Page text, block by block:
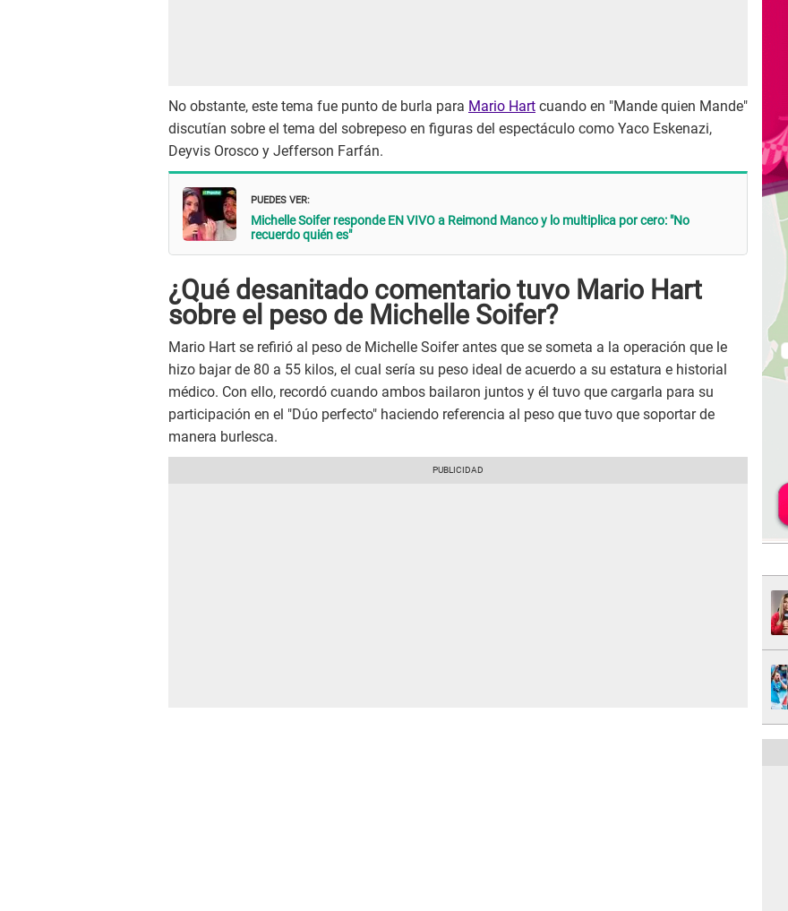
No obstante, este tema fue punto de burla para Mario Hart cuando en "Mande quien Mande"
discutían sobre el tema del sobrepeso en figuras del espectáculo como Yaco Eskenazi,
Deyvis Orosco y Jefferson Farfán.
PUEDES VER:
Michelle Soifer responde EN VIVO a Reimond Manco y lo multiplica por cero: "No
recuerdo quién es"
¿Qué desanitado comentario tuvo Mario Hart
sobre el peso de Michelle Soifer?
Mario Hart se refirió al peso de Michelle Soifer antes que se someta a la operación que le
hizo bajar de 80 a 55 kilos, el cual sería su peso ideal de acuerdo a su estatura e historial
médico. Con ello, recordó cuando ambos bailaron juntos y él tuvo que cargarla para su
participación en el "Dúo perfecto" haciendo referencia al peso que tuvo que soportar de
manera burlesca.